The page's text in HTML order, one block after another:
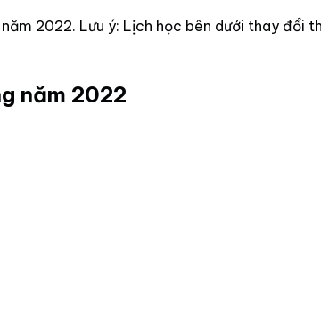
2022. Lưu ý: Lịch học bên dưới thay đổi
năm 2022